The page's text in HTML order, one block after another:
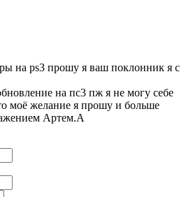
на ps3 прошу я ваш поклонник я с
на пс3 пж я не могу себе
моё желание я прошу и больше
Артем.А